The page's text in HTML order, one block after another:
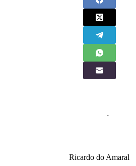
Ricardo do Amaral